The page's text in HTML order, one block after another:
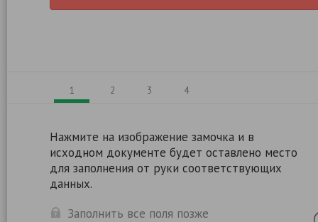
1 2 3 4
Нажмите на изображение замочка и в
исходном документе будет оставлено место
для заполнения от руки соответствующих
данных.
Заполнить все поля позже